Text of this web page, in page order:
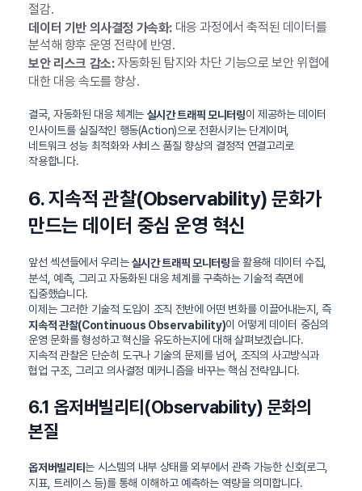
절감.
데이터 기반 의사결정 가속화:대응 과정에서 축적된 데이터를
분석해 향후 운영 전략에 반영.
보안 리스크 감소:자동화된 탐지와 차단 기능으로 보안 위협에
대한 대응 속도를 향상.
결국, 자동화된 대응 체계는 실시간 트래픽 모니터링이 제공하는 데이터
인사이트를 실질적인 행동(Action)으로 전환시키는 단계이며,
네트워크 성능 최적화와 서비스 품질 향상의 결정적 연결고리로
작용합니다.
6. 지속적 관찰(Observability) 문화가
만드는 데이터 중심 운영 혁신
앞선 섹션들에서 우리는실시간 트래픽 모니터링을 활용해 데이터 수집,
분석, 예측, 그리고 자동화된 대응 체계를 구축하는 기술적 측면에
집중했습니다.
이제는 그러한 기술적 도입이 조직 전반에 어떤 변화를 이끌어내는지, 즉
지속적 관찰(Continuous Observability)이 어떻게 데이터 중심의
운영 문화를 형성하고 혁신을 유도하는지에 대해 살펴보겠습니다.
지속적 관찰은 단순히 도구나 기술의 문제를 넘어, 조직의 사고방식과
협업 구조, 그리고 의사결정 메커니즘을 바꾸는 핵심 전략입니다.
6.1 옵저버빌리티(Observability) 문화의
본질
옵저버빌리티 는 시스템의 내부 상태를 외부에서 관측 가능한 신호(로그,
지표, 트레이스 등)를 통해 이해하고 예측하는 역량을 의미합니다.